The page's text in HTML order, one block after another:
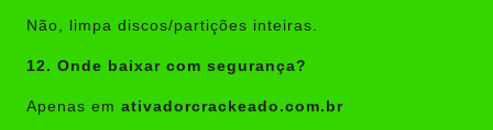
Não, limpa discos/partições inteiras.
12. Onde baixar com segurança?
Apenas em ativadorcrackeado.com.br